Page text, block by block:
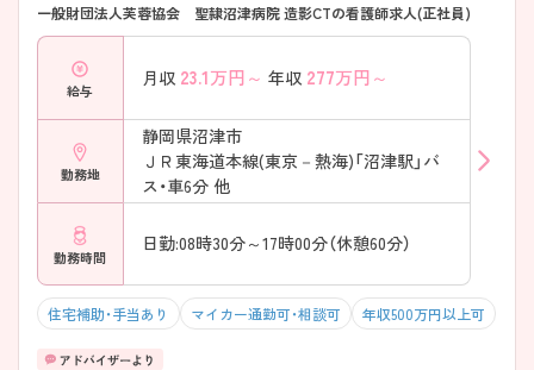
一般財団法人芙蓉協会 聖隷沼津病院 造影CTの看護師求人(正社員)
給与
月収 23.1万円～ 年収 277万円～
勤務地
静岡県沼津市
ＪＲ東海道本線(東京－熱海)「沼津駅」バ
ス・車6分 他
勤務時間
日勤:08時30分～17時00分（休憩60分）
住宅補助・手当あり マイカー通勤可・相談可 年収500万円以上可